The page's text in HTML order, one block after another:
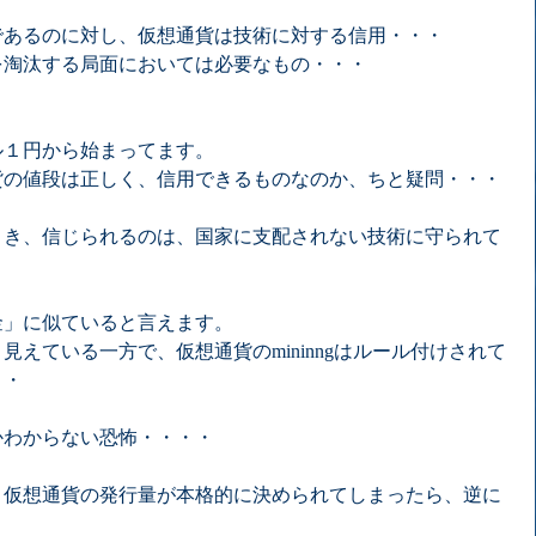
るのに対し、仮想通貨は技術に対する信用・・・
汰する局面においては必要なもの・・・
円から始まってます。
値段は正しく、信用できるものなのか、ちと疑問・・・
、信じられるのは、国家に支配されない技術に守られて
に似ていると言えます。
えている一方で、仮想通貨のmininngはルール付けされて
からない恐怖・・・・
想通貨の発行量が本格的に決められてしまったら、逆に